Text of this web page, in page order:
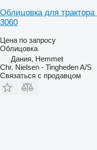
Облицовка для
3060
Цена по запросу
Облицовка
Дания, Hemmet
Chr. Nielsen - Tingheden A/S
Связаться с продавцом